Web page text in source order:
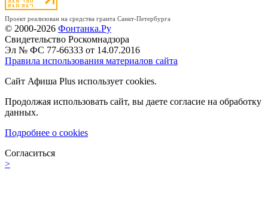
Проект реализован на средства гранта Санкт-Петербурга
© 2000-2026 Фонтанка.Ру
Свидетельство Роскомнадзора
Эл № ФС 77-66333 от 14.07.2016
Правила использования материалов сайта
Сайт Афиша Plus использует cookies.
Продолжая использовать сайт, вы даете согласие на обработку
данных.
Подробнее о cookies
Согласиться
>